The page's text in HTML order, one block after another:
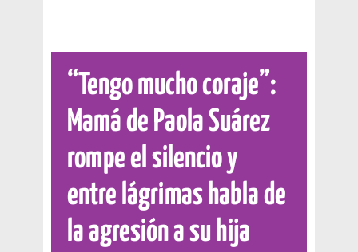
“Tengo mucho coraje”:
Mamá de Paola Suárez
rompe el silencio y
entre lágrimas habla de
la agresión a su hija